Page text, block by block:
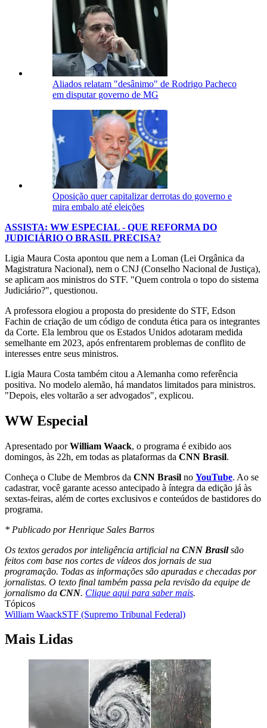
Aliados relatam "desânimo" de Rodrigo Pacheco
em disputar governo de MG
Oposição quer capitalizar derrotas do governo e
mira embalo até eleições
ASSISTA: WW ESPECIAL - QUE REFORMA DO
JUDICIÁRIO O BRASIL PRECISA?
Ligia Maura Costa apontou que nem a Loman (Lei Orgânica da
Magistratura Nacional), nem o CNJ (Conselho Nacional de Justiça),
se aplicam aos ministros do STF. "Quem controla o topo do sistema
Judiciário?", questionou.
A professora elogiou a proposta do presidente do STF, Edson
Fachin de criação de um código de conduta ética para os integrantes
da Corte. Ela lembrou que os Estados Unidos adotaram medida
semelhante em 2023, após enfrentarem problemas de conflito de
interesses entre seus ministros.
Ligia Maura Costa também citou a Alemanha como referência
positiva. No modelo alemão, há mandatos limitados para ministros.
"Depois, eles voltarão a ser advogados", explicou.
WW Especial
Apresentado porWilliam Waack, o programa é exibido aos
domingos, às 22h, em todas as plataformas da CNN Brasil.
Conheça o Clube de Membros da CNN Brasil no YouTube. Ao se
cadastrar, você garante acesso antecipado à íntegra da edição já às
sextas-feiras, além de cortes exclusivos e conteúdos de bastidores do
programa.
* Publicado por Henrique Sales Barros
Os textos gerados por inteligência artificial na CNN Brasilsão
feitos com base nos cortes de vídeos dos jornais de sua
programação. Todas as informações são apuradas e checadas por
jornalistas. O texto final também passa pela revisão da equipe de
jornalismo da CNN. Clique aqui para saber mais.
Tópicos
William WaackSTF (Supremo Tribunal Federal)
Mais Lidas